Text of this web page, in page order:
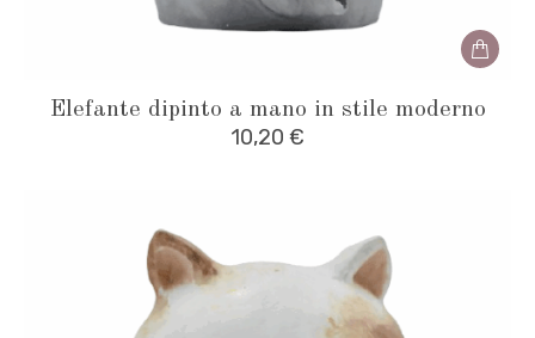
Elefante dipinto a mano in stile moderno
10,20 €